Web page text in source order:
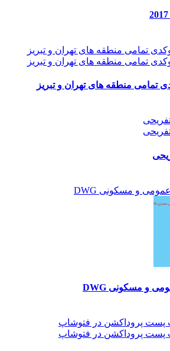
تمامی منطقه های تهران و تبریز